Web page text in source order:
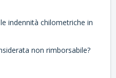
indennità chilometriche in
non rimborsabile?